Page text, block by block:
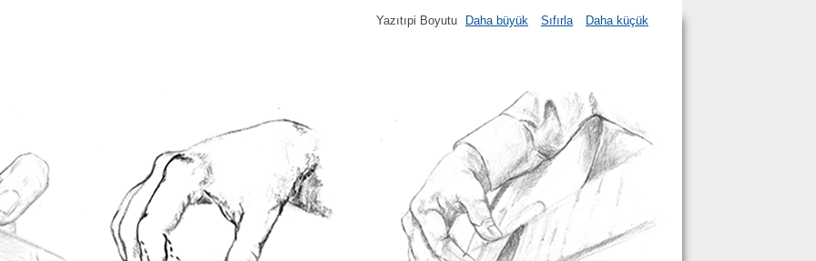
Yazıtıpi Boyutu Daha büyük Sıfırla Daha küçük